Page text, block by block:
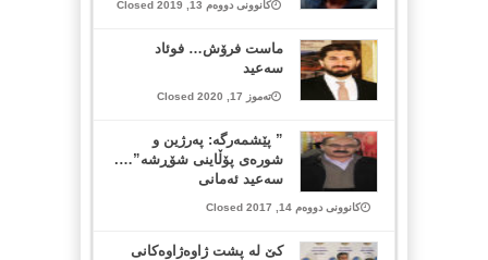
کانوونی دووەم 13, 2019 Closed
ماست فرۆش… فوئاد
سەعید
تەموز 17, 2020 Closed
” پێشمەرگە: پەرژین و
شورەی پۆڵاینی شۆڕشە”….
سەعید ئەمانی
کانوونی دووەم 14, 2017 Closed
كێ له‌ پشت ژاوه‌ژاوه‌كانی